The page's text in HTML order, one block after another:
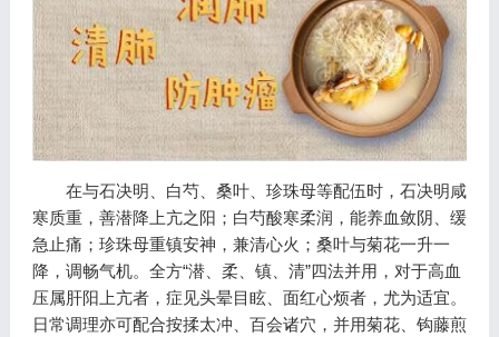
在与石决明、白芍、桑叶、珍珠母等配伍时，石决明咸
寒质重，善潜降上亢之阳；白芍酸寒柔润，能养血敛阴、缓
急止痛；珍珠母重镇安神，兼清心火；桑叶与菊花一升一
降，调畅气机。全方“潜、柔、镇、清”四法并用，对于高血
压属肝阳上亢者，症见头晕目眩、面红心烦者，尤为适宜。
日常调理亦可配合按揉太冲、百会诸穴，并用菊花、钩藤煎